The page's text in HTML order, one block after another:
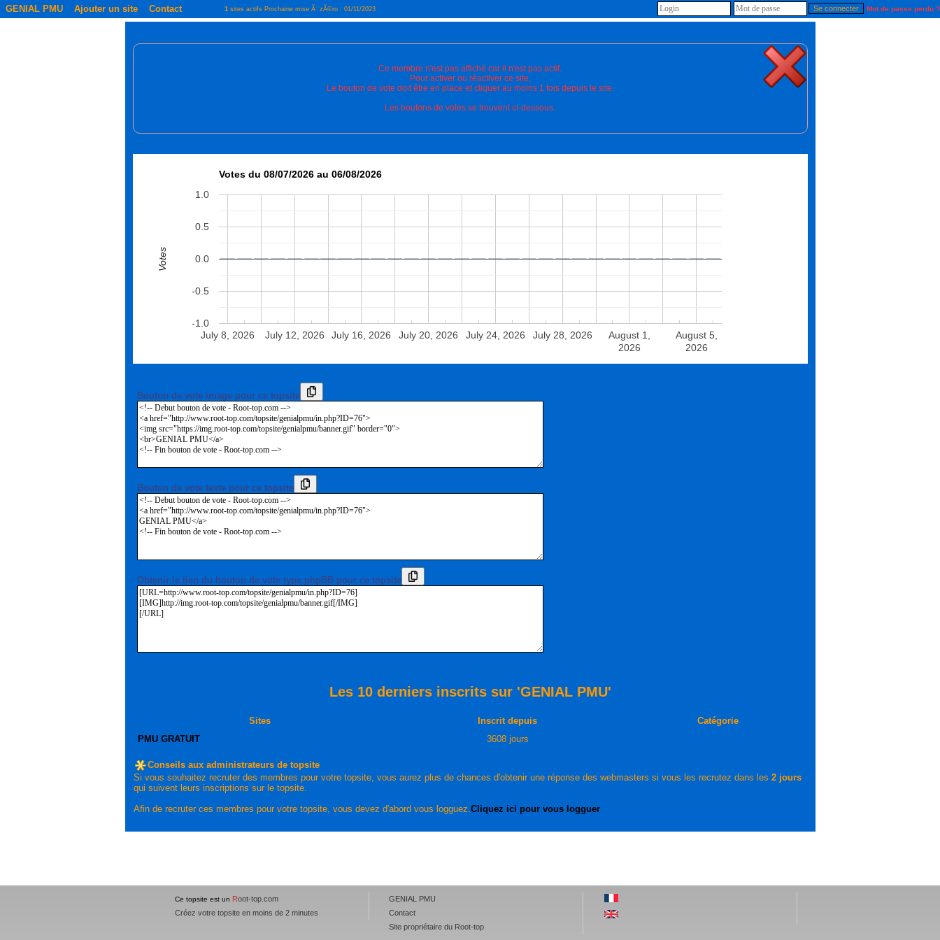
GENIAL PMU Ajouter un site Contact 1 sites actifs Prochaine mise Ã zÃ©ro : 01/11/2023 Mot de passe perdu ?
Ce membre n'est pas affiché car il n'est pas actif.
Pour activer ou réactiver ce site,
Le bouton de vote doit être en place et cliquer au moins 1 fois depuis le site.
Les boutons de votes se trouvent ci-dessous.
Votes du 08/07/2026 au 06/08/2026
July 8, 2026 July 12, 2026 July 16, 2026 July 20, 2026 July 24, 2026 July 28, 2026
August 1,
2026
August 5,
2026
-1.0
-0.5
0.0
0.5
1.0
Votes
Bouton de vote image pour ce topsite
Bouton de vote texte pour ce topsite
Obtenir le lien du bouton de vote type phpBB pour ce topsite
Les 10 derniers inscrits sur 'GENIAL PMU'
Sites Inscrit depuis
Catégorie
PMU GRATUIT
3608 jours
Conseils aux administrateurs de topsite
Si vous souhaitez recruter des membres pour votre topsite, vous aurez plus de chances d'obtenir une réponse des webmasters si vous les recrutez dans les 2 jours
qui suivent leurs inscriptions sur le topsite.
Afin de recruter ces membres pour votre topsite, vous devez d'abord vous logguez. Cliquez ici pour vous logguer
Ce topsite est un Root-top.com
Créez votre topsite en moins de 2 minutes
GENIAL PMU
Contact
Site propriétaire du Root-top